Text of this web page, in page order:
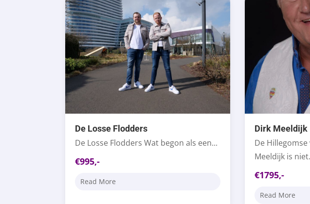
De Losse Flodders
De Losse Flodders Wat begon als een...
€995,-
Read More
Dirk Meeldijk
De
Meeldijk is
€1795,-
Read More